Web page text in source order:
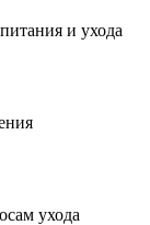
и ухода
ухода